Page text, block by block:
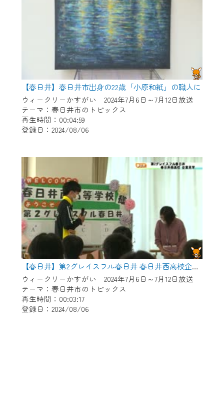
【春日井】春日井市出身の22歳「小原和紙」の職人に
ウィークリーかすがい 2024年7月6日～7月12日放送
テーマ：春日井市のトピックス
再生時間：00:04:59
登録日：2024/08/06
【春日井】第2グレイスフル春日井 春日井西高校企業見学
ウィークリーかすがい 2024年7月6日～7月12日放送
テーマ：春日井市のトピックス
再生時間：00:03:17
登録日：2024/08/06